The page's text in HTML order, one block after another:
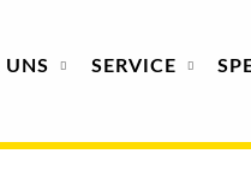
UNS SERVICE